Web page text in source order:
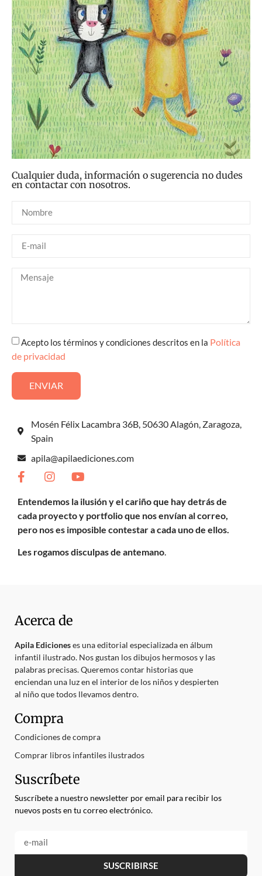
Cualquier duda, información o sugerencia no dudes
en contactar con nosotros.
Acepto los términos y condiciones descritos en la Política
de privacidad
ENVIAR
Mosén Félix Lacambra 36B, 50630 Alagón, Zaragoza,
Spain
apila@apilaediciones.com
Entendemos la ilusión y el cariño que hay detrás de
cada proyecto y portfolio que nos envían al correo,
pero nos es imposible contestar a cada uno de ellos.
Les rogamos disculpas de antemano.
Acerca de
Apila Edicioneses una editorial especializada en álbum
infantil ilustrado. Nos gustan los dibujos hermosos y las
palabras precisas. Queremos contar historias que
enciendan una luz en el interior de los niños y despierten
al niño que todos llevamos dentro.
Compra
Condiciones de compra
Comprar libros infantiles ilustrados
Suscríbete
Suscríbete a nuestro newsletter por email para recibir los
nuevos posts en tu correo electrónico.
SUSCRIBIRSE